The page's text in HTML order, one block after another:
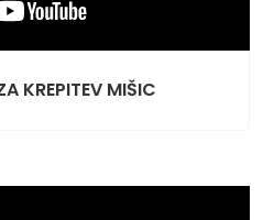
KREPITEV MIŠIC